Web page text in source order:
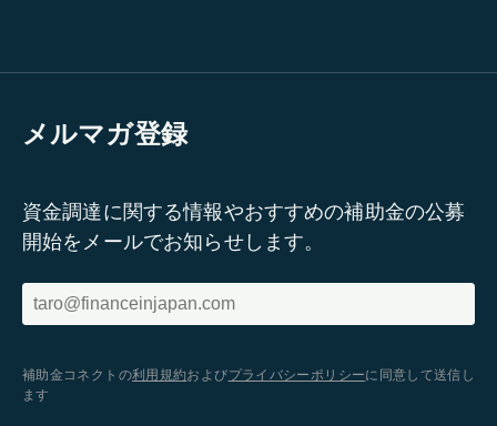
メルマガ登録
資金調達に関する情報やおすすめの補助金の公募
開始をメールでお知らせします。
補助金コネクトの利用規約およびプライバシーポリシーに同意して送信し
ます